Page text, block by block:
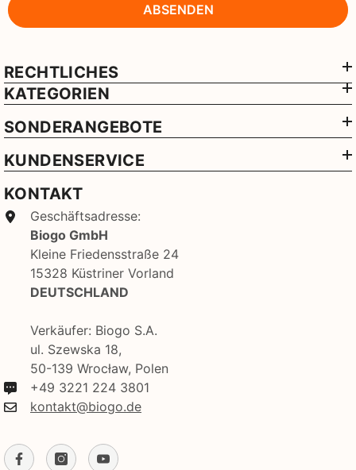
ABSENDEN
RECHTLICHES
KATEGORIEN
SONDERANGEBOTE
KUNDENSERVICE
KONTAKT
Geschäftsadresse:
Biogo GmbH
Kleine Friedensstraße 24
15328 Küstriner Vorland
DEUTSCHLAND
Verkäufer: Biogo S.A.
ul. Szewska 18,
50-139 Wrocław, Polen
+49 3221 224 3801
kontakt@biogo.de